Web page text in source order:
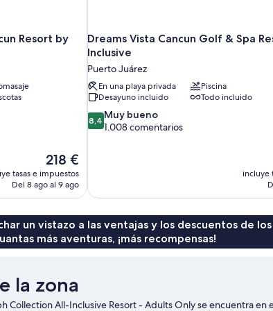
Resort by
El
precio
actual
218 €
218 €
tasas e impuestos
Del 8 ago al 9 ago
Dreams Vista Cancun Golf & Spa
Inclusive
Puerto Juárez
En una playa privada
Piscina
Desayuno incluido
Todo incluido
8.4
sobre
8,4 Muy bueno
1.008 comentarios
incluye
un vistazo a las ventajas y los descuentos de
más aventuras, ¡más recompensas!
la zona
Collection All-Inclusive Resort - Adults Only se encuentra en